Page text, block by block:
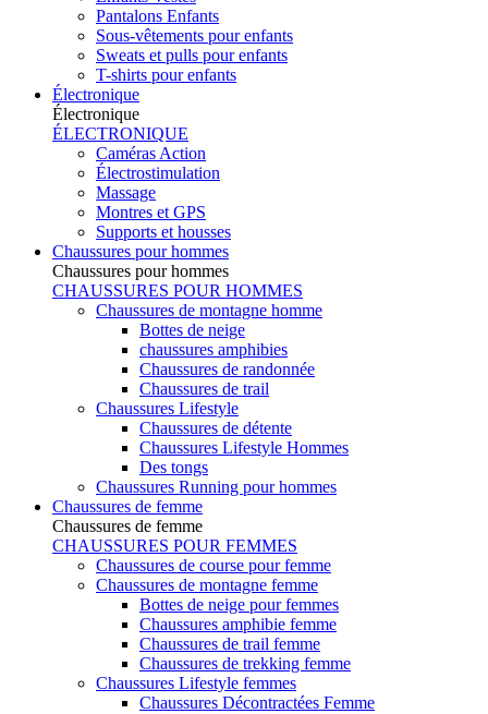
Pantalons Enfants
Sous-vêtements pour enfants
Sweats et pulls pour enfants
T-shirts pour enfants
Électronique
Électronique
ÉLECTRONIQUE
Caméras Action
Électrostimulation
Massage
Montres et GPS
Supports et housses
Chaussures pour hommes
Chaussures pour hommes
CHAUSSURES POUR HOMMES
Chaussures de montagne homme
Bottes de neige
chaussures amphibies
Chaussures de randonnée
Chaussures de trail
Chaussures Lifestyle
Chaussures de détente
Chaussures Lifestyle Hommes
Des tongs
Chaussures Running pour hommes
Chaussures de femme
Chaussures de femme
CHAUSSURES POUR FEMMES
Chaussures de course pour femme
Chaussures de montagne femme
Bottes de neige pour femmes
Chaussures amphibie femme
Chaussures de trail femme
Chaussures de trekking femme
Chaussures Lifestyle femmes
Chaussures Décontractées Femme